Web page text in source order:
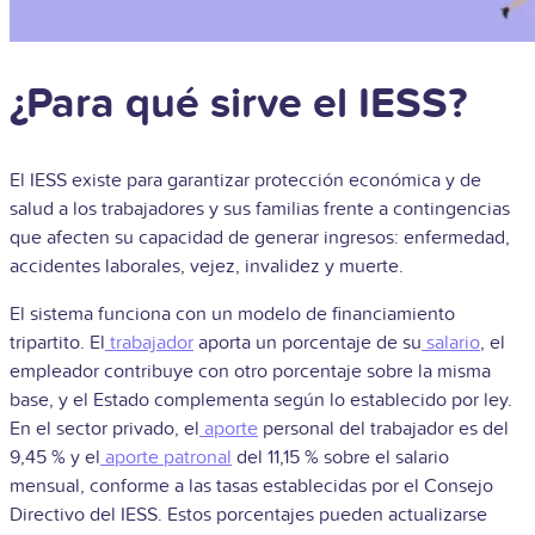
¿Para qué sirve el IESS?
El IESS existe para garantizar protección económica y de
salud a los trabajadores y sus familias frente a contingencias
que afecten su capacidad de generar ingresos: enfermedad,
accidentes laborales, vejez, invalidez y muerte.
El sistema funciona con un modelo de financiamiento
tripartito. El trabajador aporta un porcentaje de su salario, el
empleador contribuye con otro porcentaje sobre la misma
base, y el Estado complementa según lo establecido por ley.
En el sector privado, el aporte personal del trabajador es del
9,45 % y el aporte patronal del 11,15 % sobre el salario
mensual, conforme a las tasas establecidas por el Consejo
Directivo del IESS. Estos porcentajes pueden actualizarse